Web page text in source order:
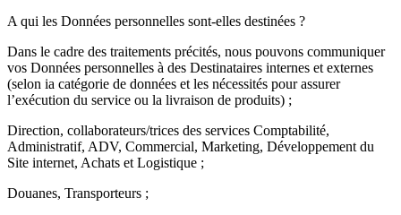
A qui les Données personnelles sont-elles destinées ?
Dans le cadre des traitements précités, nous pouvons communiquer
vos Données personnelles à des Destinataires internes et externes
(selon ia catégorie de données et les nécessités pour assurer
l’exécution du service ou la livraison de produits) ;
Direction, collaborateurs/trices des services Comptabilité,
Administratif, ADV, Commercial, Marketing, Développement du
Site internet, Achats et Logistique ;
Douanes, Transporteurs ;